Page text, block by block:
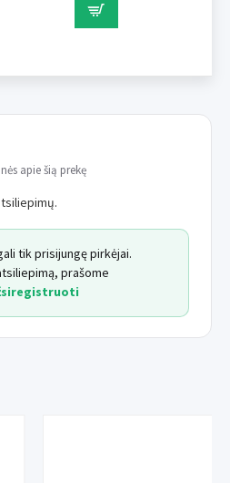
panikos priepuoliai. Aistra
būsenoms, nedidiems
kilmės skausmui. Tai rodo
(malšina konvulsines būkles).
perteklinę dalį. . Tik
ir vaikams pasiekiamoje
23/C
INFORMACIJĄ
apie šią prekę
tik prisijungę pirkėjai.
prašome